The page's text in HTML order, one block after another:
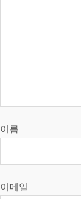
이름
이메일